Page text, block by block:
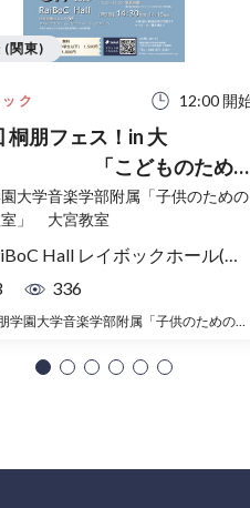
ク 12:00 開
桐朋フェス！in 大
こどものため
ート」〜出かけよう！音
大学音楽学部附属「子供のための
室」 大宮教室
レイボックホール(市民会館おおみや) 5F リハーサルルーム・レクリエーションルーム
336
桐朋学園大学音楽学部附属「子供のための音楽教室 」大宮教室
(関東)